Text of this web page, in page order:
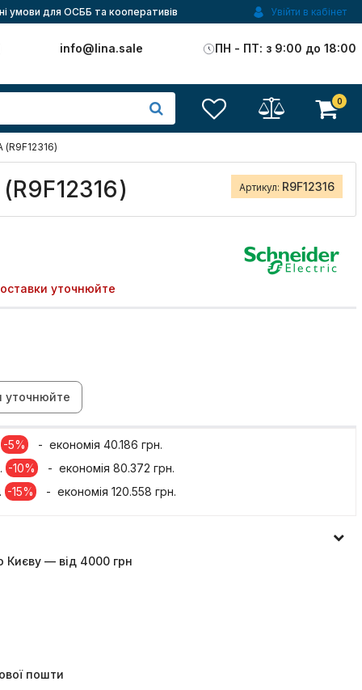
умови для ОСББ та кооперативів Увійти в кабінет
info@lina.sale ПН - ПТ: з 9:00 до 18:00
0
Артикул: R9F12316
уточнюйте
уточнюйте
-5%
- економія 40.186 грн.
-10%
- економія 80.372 грн.
-15% - економія 120.558 грн.
Києву — від 4000 грн
пошти